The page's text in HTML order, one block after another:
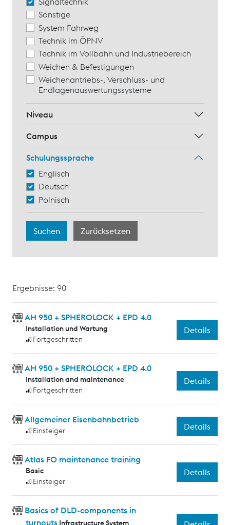
Sonstige
System Fahrweg
Technik im ÖPNV
Technik im Vollbahn und Industriebereich
Weichen & Befestigungen
Weichenantriebs-, Verschluss- und
Endlagenauswertungssysteme
Niveau
Campus
Schulungssprache
Englisch
Deutsch
Polnisch
Ergebnisse: 90
AH 950 + SPHEROLOCK + EPD 4.0
Installation und Wartung
Fortgeschritten
Details
AH 950 + SPHEROLOCK + EPD 4.0
Installation and maintenance
Fortgeschritten
Details
Allgemeiner Eisenbahnbetrieb
Einsteiger Details
Atlas FO maintenance training
Basic
Einsteiger
Details
Basics of DLD-components in
turnouts